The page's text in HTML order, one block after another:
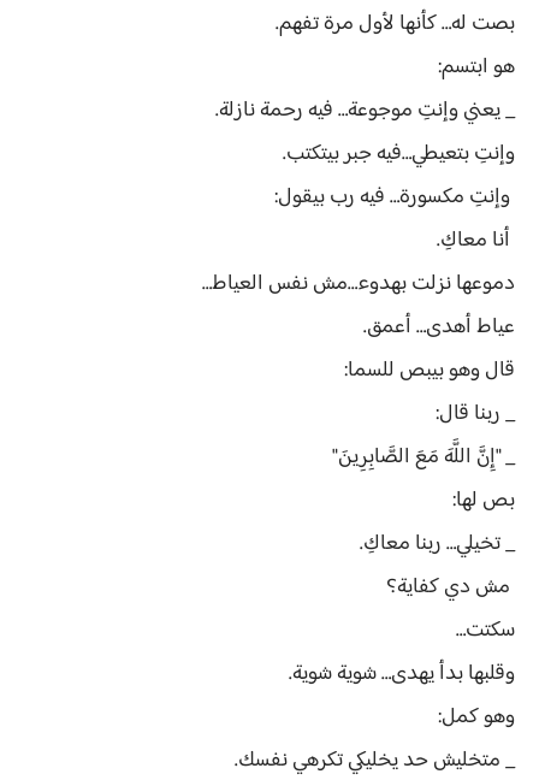
بصت له… كأنها لأول مرة تفهم.
هو ابتسم:
_ يعني وإنتِ موجوعة… فيه رحمة نازلة.
وإنتِ بتعيطي…فيه جبر بيتكتب.
وإنتِ مكسورة… فيه رب بيقول:
أنا معاكِ.
دموعها نزلت بهدوء…مش نفس العياط…
عياط أهدى… أعمق.
قال وهو بيبص للسما:
_ ربنا قال:
_ "إِنَّ اللَّهَ مَعَ الصَّابِرِينَ"
بص لها:
_ تخيلي… ربنا معاكِ.
مش دي كفاية؟
سكتت…
وقلبها بدأ يهدى… شوية شوية.
وهو كمل:
_ متخليش حد يخليكي تكرهي نفسك.